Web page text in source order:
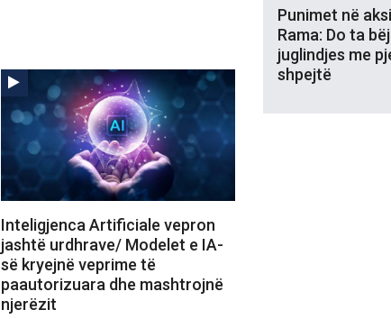
Inteligjenca Artificiale vepron
jashtë urdhrave/ Modelet e IA-
së kryejnë veprime të
paautorizuara dhe mashtrojnë
njerëzit
Punimet në
Rama: Do ta
juglindjes me
shpejtë